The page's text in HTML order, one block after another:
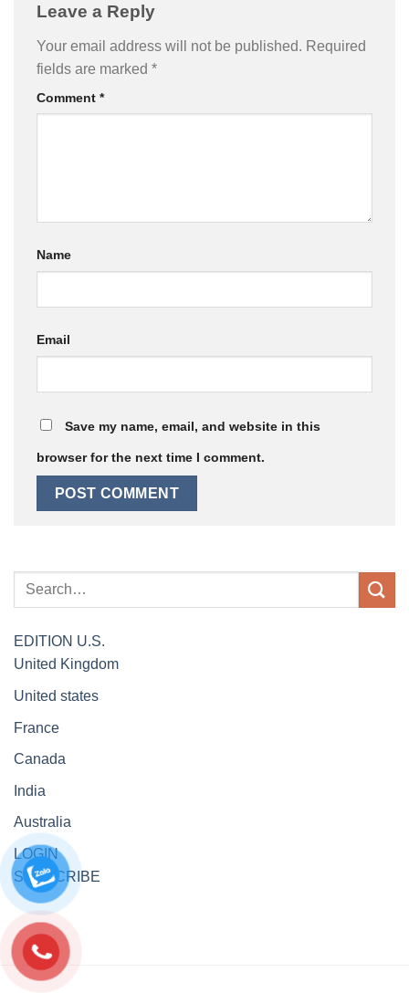
Leave a Reply
Your email address will not be published. Required
fields are marked *
Comment *
Name
Email
Save my name, email, and website in this
browser for the next time I comment.
EDITION U.S.
United Kingdom
United states
France
Canada
India
Australia
LOGIN
SUBSCRIBE